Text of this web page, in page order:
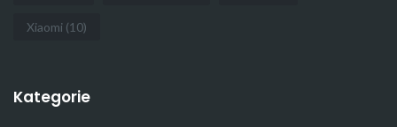
Xiaomi (10)
Kategorie